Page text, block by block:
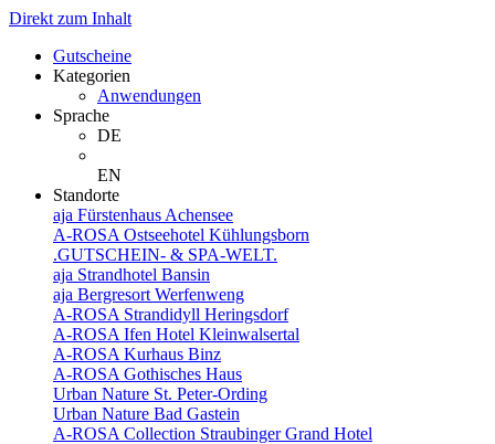
Direkt zum Inhalt
Gutscheine
Kategorien
Anwendungen
Sprache
DE
EN
Standorte
aja Fürstenhaus Achensee
A-ROSA Ostseehotel Kühlungsborn
.GUTSCHEIN- & SPA-WELT.
aja Strandhotel Bansin
aja Bergresort Werfenweng
A-ROSA Strandidyll Heringsdorf
A-ROSA Ifen Hotel Kleinwalsertal
A-ROSA Kurhaus Binz
A-ROSA Gothisches Haus
Urban Nature St. Peter-Ording
Urban Nature Bad Gastein
A-ROSA Collection Straubinger Grand Hotel